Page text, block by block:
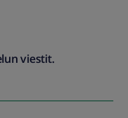
viestit.